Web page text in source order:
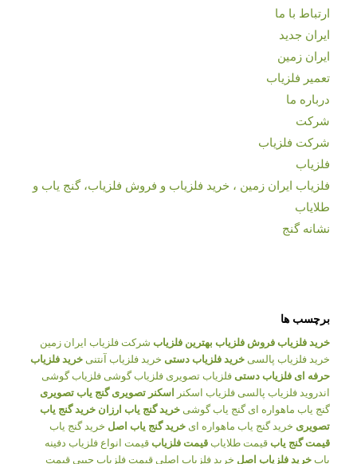
ارتباط با ما
ایران جدید
ایران زمین
تعمیر فلزیاب
درباره ما
شرکت
شرکت فلزیاب
فلزیاب
فلزیاب ایران زمین ، خرید فلزیاب و فروش فلزیاب، گنج یاب و
طلایاب
نشانه گنج
برچسب ها
خرید فلزیاب فروش فلزیاب بهترین فلزیاب شرکت فلزیاب ایران زمین
خرید فلزیاب پالسی خرید فلزیاب دستی خرید فلزیاب آنتنی خرید فلزیاب
حرفه ای فلزیاب دستی فلزیاب تصویری فلزیاب گوشی فلزیاب گوشی
اندروید فلزیاب پالسی فلزیاب اسکنر اسکنر تصویری گنج یاب تصویری
گنج یاب ماهواره ای گنج یاب گوشی خرید گنج یاب ارزان خرید گنج یاب
تصویری خرید گنج یاب ماهواره ای خرید گنج یاب اصل خرید گنج یاب
قیمت گنج یاب قیمت طلایاب قیمت فلزیاب قیمت انواع فلزیاب دفینه
یاب خرید فلزیاب اصل خرید فلزیاب اصلی قیمت فلزیاب جیبی قیمت